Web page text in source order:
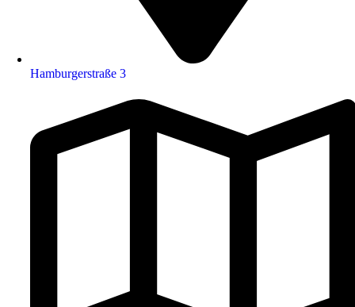
Hamburgerstraße 3